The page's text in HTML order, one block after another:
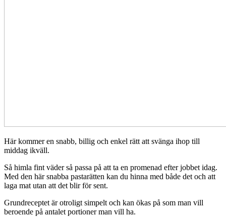
Här kommer en snabb, billig och enkel rätt att svänga ihop till
middag ikväll.
Så himla fint väder så passa på att ta en promenad efter jobbet idag.
Med den här snabba pastarätten kan du hinna med både det och att
laga mat utan att det blir för sent.
Grundreceptet är otroligt simpelt och kan ökas på som man vill
beroende på antalet portioner man vill ha.